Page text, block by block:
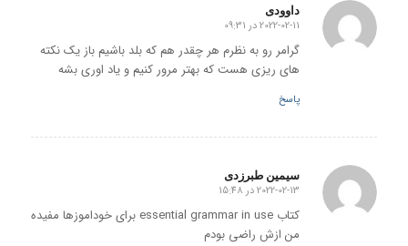
داوودی
گفته:
2022-02-11 در 09:31
گرامر رو به نظرم هر چقدر هم که بلد باشیم باز یک نکته
های ریزی هست که بهتر مرور کنیم و یاد اوری بشه
پاسخ
سیمین طبرزدی
گفته:
2022-02-13 در 15:48
کتاب essential grammar in use برای خوداموزها مفیده
من ازش راضی بودم